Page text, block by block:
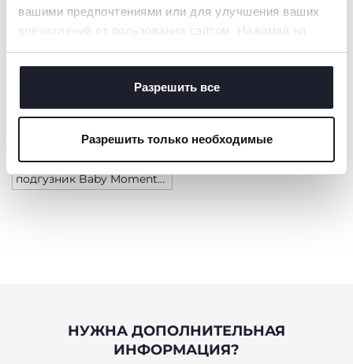
вашими предпочтениями или для улучшения ваших
впечатлений от пользования сайтом. Нажимая на
кнопку «принять все», вы соглашаетесь с
размещением всех файлов cookie. Если вы желаете
получить больше информации или предоставить
согласие на использование некоторых файлов cookie,
баннер, вы соглашаетесь использовать только
технические файлы cookie, которые необходимы для
запрашиваемой услуги.
Разрешить все
Разрешить только необходимые
Ежедневный крем под
подгузник Baby Moments
100 мл
НУЖНА ДОПОЛНИТЕЛЬНАЯ
ИНФОРМАЦИЯ?